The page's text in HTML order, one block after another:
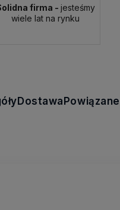
firma - jesteśmy
wiele lat na rynku
Dostawa Powiązane